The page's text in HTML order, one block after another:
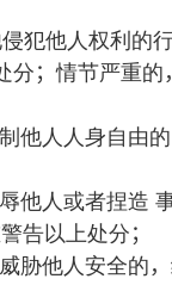
犯他人权利的
分 ；情节严重的
他人人身自由的
他人或者捏造
告以上处分 ；
胁他人安全的 ，